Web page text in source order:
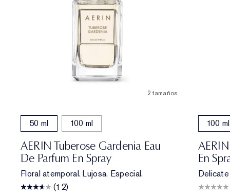
2 tamaños
50 ml 100 ml
AERIN Tuberose Gardenia Eau
De Parfum En Spray
Floral atemporal. Lujosa. Especial.
(12)
100 ml
En